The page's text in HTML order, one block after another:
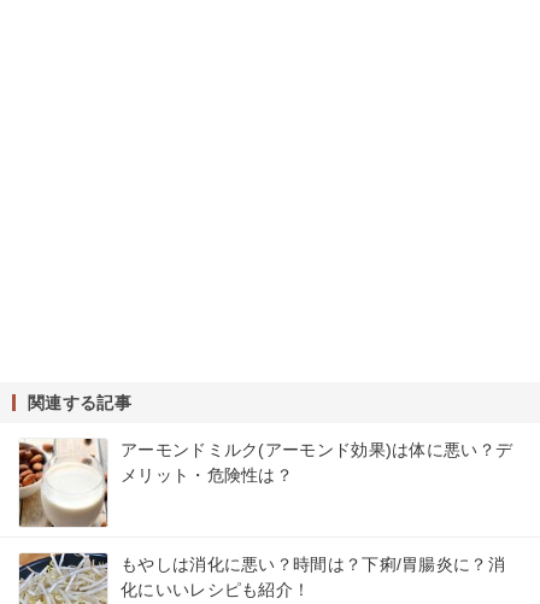
関連する記事
アーモンドミルク(アーモンド効果)は体に悪い？デ
メリット・危険性は？
もやしは消化に悪い？時間は？下痢/胃腸炎に？消
化にいいレシピも紹介！